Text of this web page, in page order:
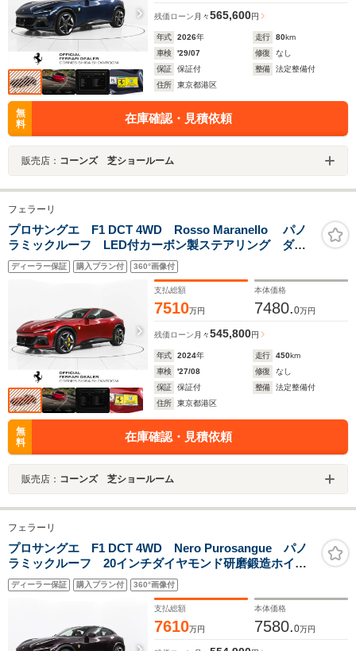
残価ローン 月々565,600円
年式 2026年 走行 80km
車検
'29/07 修復
なし
保証
保証付 整備
法定整備付
住所
東京都港区
無
料
在庫確認・見積依頼
販売店： コーンズ 芝ショールーム
フェラーリ
プロサングエ F1 DCT 4WD Rosso Maranello パノ
ラミックルーフ LED付カーボン製ステアリング ダイ
ヤモンド研磨仕上鍛造ホイール オートハイビーム
ディーラー保証 購入プラン付 360°画像付
支払総額
7510万円
本体価格
7480.0万円
残価ローン 月々545,800円
年式 2024年 走行 450km
車検
'27/08 修復
なし
保証
保証付 整備
法定整備付
住所
東京都港区
無
料
在庫確認・見積依頼
販売店： コーンズ 芝ショールーム
フェラーリ
プロサングエ F1 DCT 4WD Nero Purosangue パノ
ラミックルーフ 20インチダイヤモンド研磨鍛造ホイー
ル LED付ステアリング サラウンドビューカメラ
ディーラー保証 購入プラン付 360°画像付
支払総額
7610万円
本体価格
7580.0万円